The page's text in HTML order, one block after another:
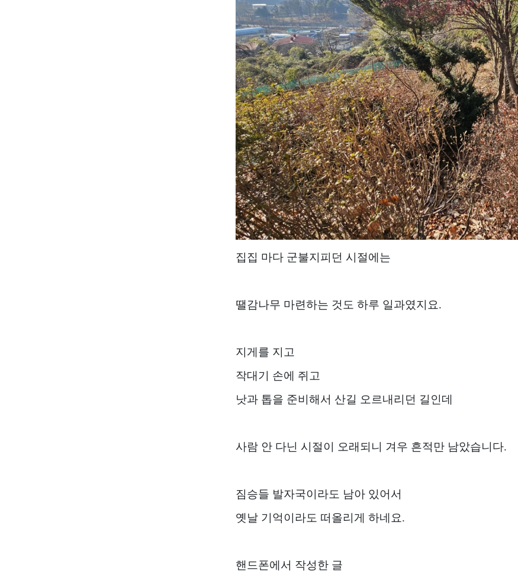
집집 마다 군불지피던 시절에는
땔감나무 마련하는 것도 하루 일과였지요.
지게를 지고
작대기 손에 쥐고
낫과 톱을 준비해서 산길 오르내리던 길인데
사람 안 다닌 시절이 오래되니 겨우 흔적만 남았습니다.
짐승들 발자국이라도 남아 있어서
옛날 기억이라도 떠올리게 하네요.
핸드폰에서 작성한 글